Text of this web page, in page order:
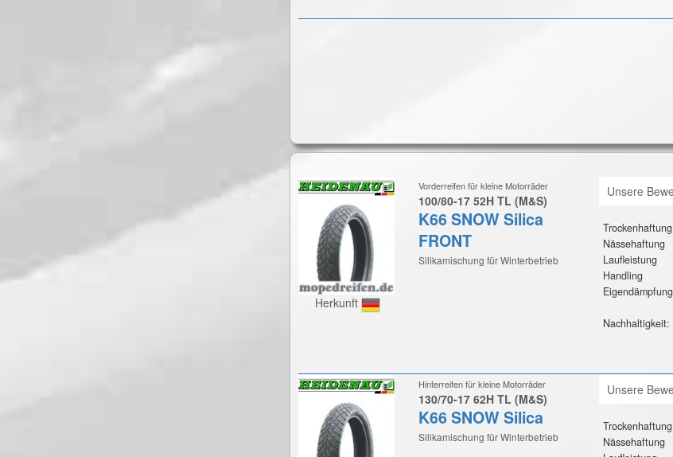
Herkunft
Vorderreifen für kleine Motorräder
100/80-17 52H TL (M&S)
K66 SNOW Silica
FRONT
Silikamischung für Winterbetrieb
Unsere
Trockenhaftung
Nässehaftung
Laufleistung
Handling
Eigendämpfung
Nachhaltigkeit:
Hinterreifen für kleine Motorräder
130/70-17 62H TL (M&S)
K66 SNOW Silica
Silikamischung für Winterbetrieb
Unsere
Trockenhaftung
Nässehaftung